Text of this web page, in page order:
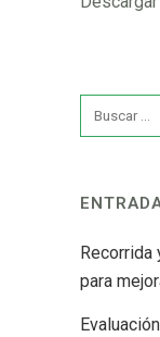
Recorrida
para